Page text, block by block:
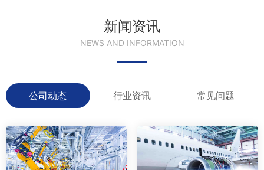
新闻资讯
NEWS AND INFORMATION
公司动态 行业资讯 常见问题